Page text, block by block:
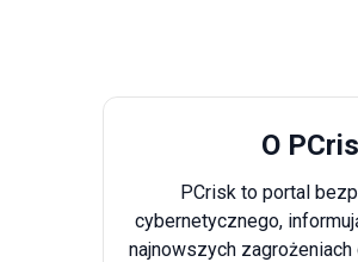
O
PCrisk to portal
cybernetycznego,
najnowszych